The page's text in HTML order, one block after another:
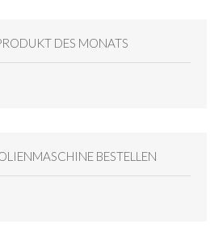
DES MONATS
BESTELLEN